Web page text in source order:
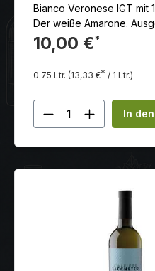
Bianco Veronese IGT mit
Der weiße Amarone.
elegant und harmonisch,
Gleichgewicht mit dem
10,00 €*
0.75 Ltr. (13,33 €* / 1 Ltr.)
Produkt In